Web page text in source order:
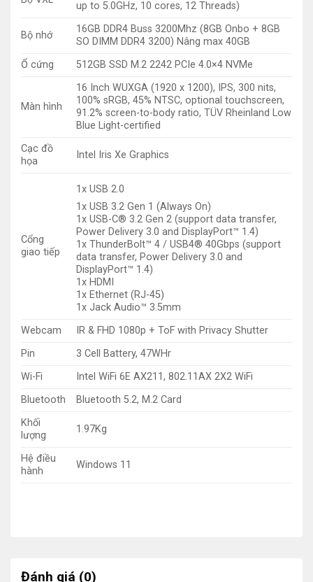
up to 5.0GHz, 10 cores, 12 Threads)
Bộ nhớ
16GB DDR4 Buss 3200Mhz (8GB Onbo + 8GB
SO DIMM DDR4 3200) Nâng max 40GB
Ổ cứng
512GB SSD M.2 2242 PCIe 4.0×4 NVMe
Màn hình
16 Inch WUXGA (1920 x 1200), IPS, 300 nits,
100% sRGB, 45% NTSC, optional touchscreen,
91.2% screen-to-body ratio, TÜV Rheinland Low
Blue Light-certified
Cạc đồ
họa
Intel Iris Xe Graphics
Cổng
giao tiếp
1x USB 2.0
1x USB 3.2 Gen 1 (Always On)
1x USB-C® 3.2 Gen 2 (support data transfer,
Power Delivery 3.0 and DisplayPort™ 1.4)
1x ThunderBolt™ 4 / USB4® 40Gbps (support
data transfer, Power Delivery 3.0 and
DisplayPort™ 1.4)
1x HDMI
1x Ethernet (RJ-45)
1x Jack Audio™ 3.5mm
Webcam
IR & FHD 1080p + ToF with Privacy Shutter
Pin
3 Cell Battery, 47WHr
Wi-Fi
Intel WiFi 6E AX211, 802.11AX 2X2 WiFi
Bluetooth
Bluetooth 5.2, M.2 Card
Khối
lượng
1.97Kg
Hệ điều
hành
Windows 11
Đánh giá (0)